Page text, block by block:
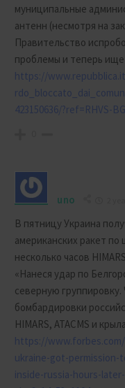
муниципальные
антенн (несмотря на
Правительство
проблемы и теперь
https://
423150636/?ref=RHVS-
uno
В пятницу Украина
американских ракет
несколько часов
«Нанеся удар по
северную
бомбардировки
HIMARS, ATACMS и
https://
ukraine-got-
inside-russia-hours-